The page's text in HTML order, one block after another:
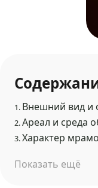
1. Внешний вид и
2.Ареал и среда
3.Характер
Показать ещё